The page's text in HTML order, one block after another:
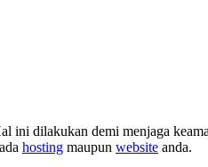
ini dilakukan demi menjaga
hosting maupun website anda.